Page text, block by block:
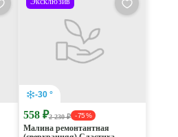
-30 °
558 ₽2 230 ₽ - 75 %
Малина ремонтантная